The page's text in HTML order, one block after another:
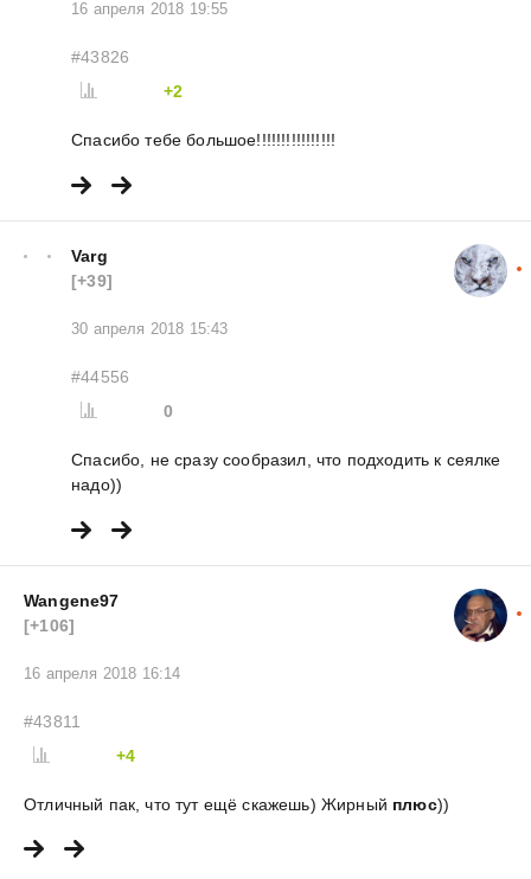
16 апреля 2018 19:55
#43826
+2
Спасибо тебе большое!!!!!!!!!!!!!!!!
Varg
[+39]
30 апреля 2018 15:43
#44556
0
Спасибо, не сразу сообразил, что подходить к сеялке
надо))
Wangene97
[+106]
16 апреля 2018 16:14
#43811
+4
Отличный пак, что тут ещё скажешь) Жирный плюс))